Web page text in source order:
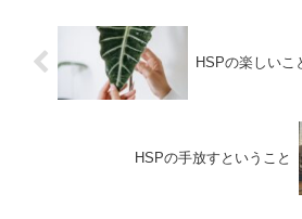
HSPの楽しいこ
HSPの手放すということ